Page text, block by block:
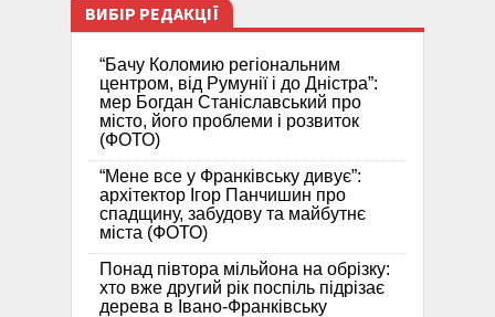
ВИБІР РЕДАКЦІЇ
“Бачу Коломию регіональним
центром, від Румунії і до Дністра”:
мер Богдан Станіславський про
місто, його проблеми і розвиток
(ФОТО)
“Мене все у Франківську дивує”:
архітектор Ігор Панчишин про
спадщину, забудову та майбутнє
міста (ФОТО)
Понад півтора мільйона на обрізку:
хто вже другий рік поспіль підрізає
дерева в Івано-Франківську